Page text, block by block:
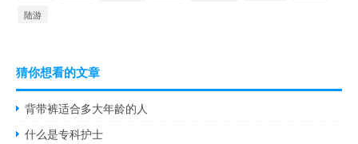
陆游
猜你想看的文章
背带裤适合多大年龄的人
什么是专科护士